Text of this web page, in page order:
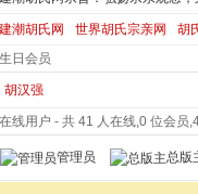
建潮胡氏网 世界胡氏宗亲网 胡
生日会员
胡汉强
在线用户 - 共 41 人在线,0 位会员
管理员 总版